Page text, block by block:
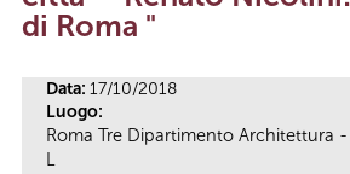
di Roma "
Data: 17/10/2018
Luogo:
Roma Tre Dipartimento Architettura
L